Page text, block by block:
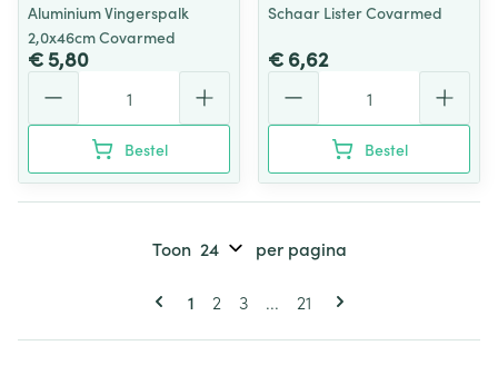
Aluminium Vingerspalk
2,0x46cm Covarmed
€ 5,80
Bestel
Schaar Lister Covarmed
€ 6,62
Bestel
Pagina's
U lees momenteel pagina
1 Pagina
2 Pagina
3 ... Pagina
21
Toon per pagina